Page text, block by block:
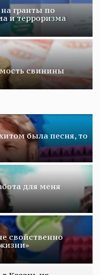
гранты по
и терроризма
свинины
была песня, то
для меня
свойственно